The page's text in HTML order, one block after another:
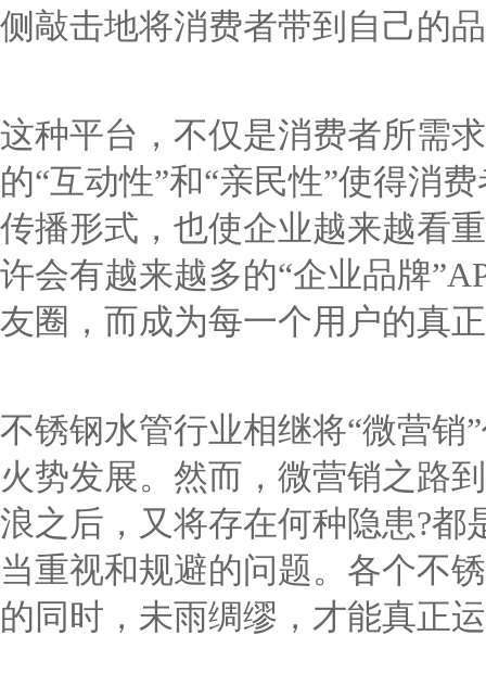
侧敲击地将消费者带到自己的
这种平台，不仅是消费者所需
的“互动性”和“亲民性”使得消
传播形式，也使企业越来越看
许会有越来越多的“企业品牌
友圈，而成为每一个用户的真
不锈钢水管行业相继将“微营销
火势发展。然而，微营销之路
浪之后，又将存在何种隐患?都
当重视和规避的问题。各个不
的同时，未雨绸缪，才能真正